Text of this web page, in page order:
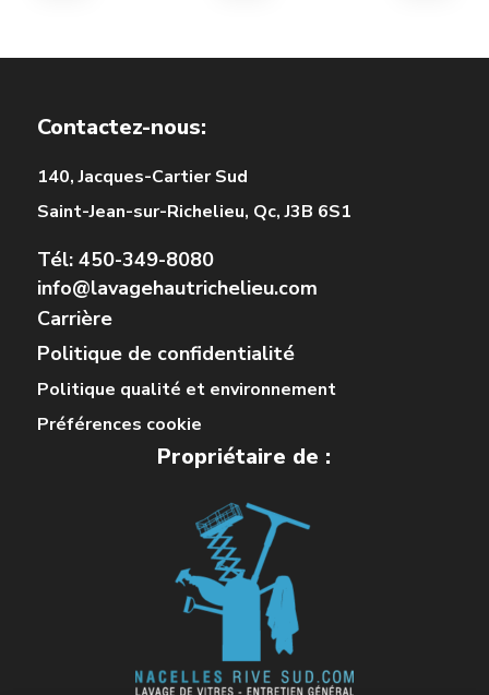
Contactez-nous:
140, Jacques-Cartier Sud
Saint-Jean-sur-Richelieu, Qc, J3B 6S1
Tél: 450-349-8080
info@lavagehautrichelieu.com
Carrière
Politique de confidentialité
Politique qualité et environnement
Préférences cookie
Propriétaire de :